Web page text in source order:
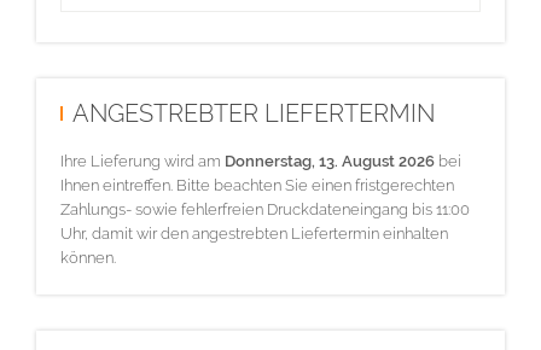
ANGESTREBTER LIEFERTERMIN
Ihre Lieferung wird am Donnerstag, 13. August 2026 bei
Ihnen eintreffen. Bitte beachten Sie einen fristgerechten
Zahlungs- sowie fehlerfreien Druckdateneingang bis 11:00
Uhr, damit wir den angestrebten Liefertermin einhalten
können.